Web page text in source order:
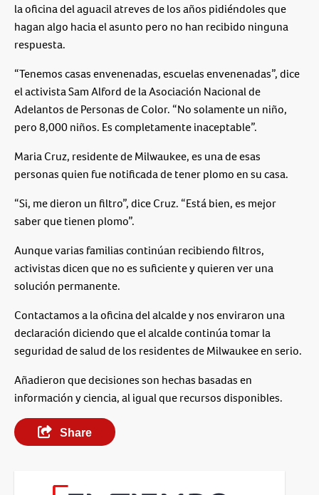
la oficina del aguacil atreves de los años pidiéndoles que
hagan algo hacia el asunto pero no han recibido ninguna
respuesta.
“Tenemos casas envenenadas, escuelas envenenadas”, dice
el activista Sam Alford de la Asociación Nacional de
Adelantos de Personas de Color. “No solamente un niño,
pero 8,000 niños. Es completamente inaceptable”.
Maria Cruz, residente de Milwaukee, es una de esas
personas quien fue notificada de tener plomo en su casa.
“Si, me dieron un filtro”, dice Cruz. “Está bien, es mejor
saber que tienen plomo”.
Aunque varias familias continúan recibiendo filtros,
activistas dicen que no es suficiente y quieren ver una
solución permanente.
Contactamos a la oficina del alcalde y nos enviraron una
declaración diciendo que el alcalde continúa tomar la
seguridad de salud de los residentes de Milwaukee en serio.
Añadieron que decisiones son hechas basadas en
información y ciencia, al igual que recursos disponibles.
Share